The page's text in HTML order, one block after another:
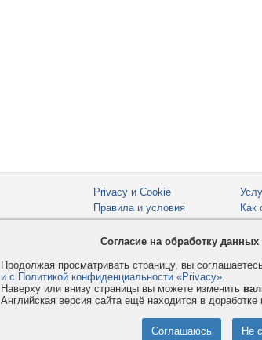
Privacy и Cookie
Правила и условия
Как
Согласие на обработку
Продолжая просматривать страницу, вы
и с Политикой конфиденциальности «Privacy».
Наверху или внизу страницы вы можете изменить
Английская версия сайта ещё находится в